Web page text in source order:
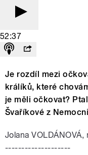
52:37
Je rozdíl mezi
králíků, které
je měli očkovat?
Švaříkové z
Jolana VOLDÁNOVÁ,
--------------------